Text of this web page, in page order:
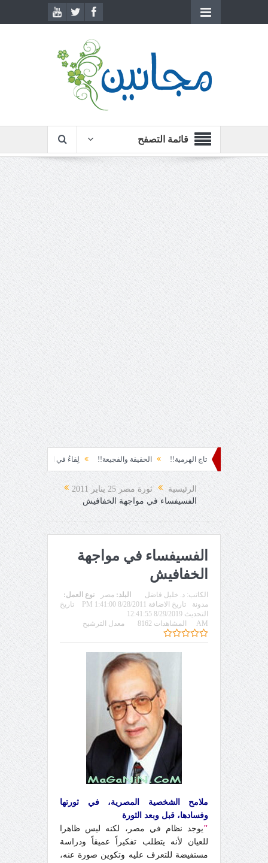
قائمة التصفح
تاج الهرمية!! الحقيقة والفجيعة!! لِقاءُ في المَطَرِ! أين القيادة!!
الرئيسية
ثورة مصر 25 يناير 2011
الفسيفساء في مواجهة الخفافيش
الفسيفساء في مواجهة
الخفافيش
الكاتب: د. خليل فاضل البلد: مصر
نوع العمل:
مدونة
تاريخ الاضافة 8/28/2011 1:41:00 PM
تاريخ
التحديث 8/29/2019 12:41:55
AM
المشاهدات 8162 معدل الترشيح
ملامح الشخصية المصرية، في ثورتها
وفسادها، قبل وبعد الثورة
"يوجد نظام في مصر، لكنه ليس ظاهرا
للعيان لأنه يتطلب تفكيراً عميقاً ودراسة
مستفيضة للتعرف عليه وتكوين صورة عنه،